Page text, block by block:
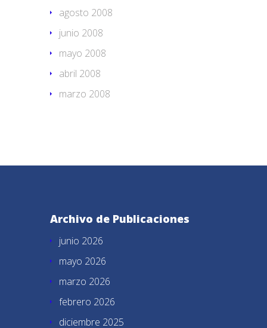
agosto 2008
junio 2008
mayo 2008
abril 2008
marzo 2008
Archivo de Publicaciones
junio 2026
mayo 2026
marzo 2026
febrero 2026
diciembre 2025